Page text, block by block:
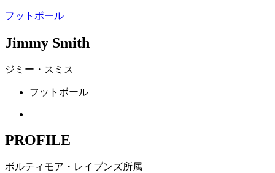
フットボール
Jimmy Smith
ジミー・スミス
フットボール
PROFILE
ボルティモア・レイブンズ所属